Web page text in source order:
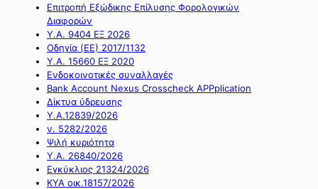
Επιτροπή Εξώδικης Επίλυσης Φορολογικών
Διαφορών
Υ.Α. 9404 ΕΞ 2026
Οδηγία (ΕΕ) 2017/1132
Υ.Α. 15660 ΕΞ 2020
Ενδοκοινοτικές συναλλαγές
Bank Account Nexus Crosscheck APPplication
Δίκτυα ύδρευσης
Υ.Α.12839/2026
ν. 5282/2026
Ψιλή κυριότητα
Υ.Α. 26840/2026
Εγκύκλιος 21324/2026
ΚΥΑ οικ.18157/2026